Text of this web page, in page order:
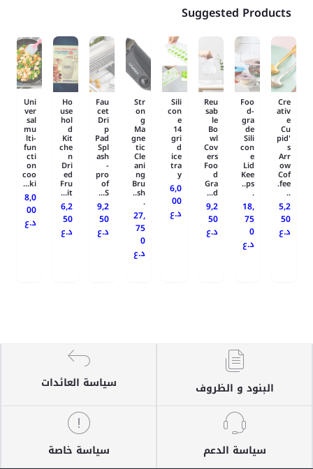
Suggested Products
Cre
ativ
e
Cu
pid'
s
Arr
ow
Cof
fee.
..
5,2
50
د.ع
Foo
d-
gra
de
Sili
con
e
Lid
Kee
ps..
.
18,
75
0
د.ع
Reu
sab
le
Bo
wl
Cov
ers
Foo
d
Gra
d...
9,2
50
د.ع
Sili
con
e
14
gri
d
ice
tra
y
6,0
00
د.ع
Str
on
g
Ma
gne
tic
Cle
ani
ng
Bru
sh..
.
27,
75
0
د.ع
Fau
cet
Dri
p
Pad
Spl
ash
-
pro
of
S...
9,2
50
د.ع
Ho
use
hol
d
Kit
che
n
Dri
ed
Fru
it...
6,2
50
د.ع
Uni
ver
sal
mu
lti-
fun
cti
on
coo
ki...
8,0
00
د.ع
البنود و الظروف سياسة العائدات
سياسة الدعم سياسة خاصة